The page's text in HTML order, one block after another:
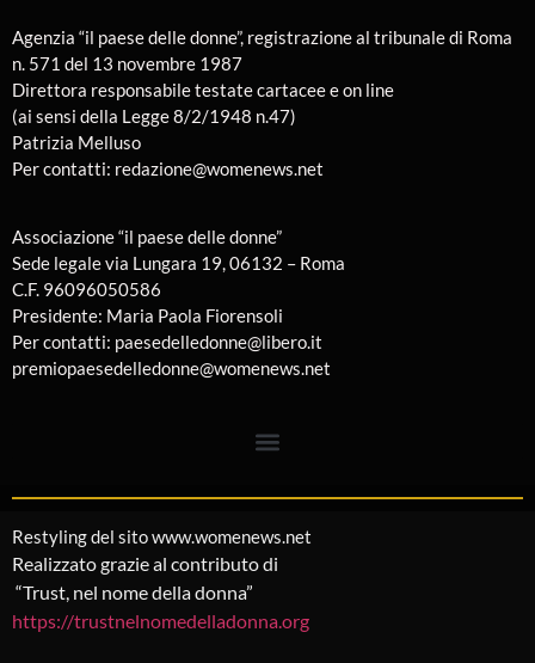
Agenzia “il paese delle donne”, registrazione al tribunale di Roma
n. 571 del 13 novembre 1987
Direttora responsabile testate cartacee e on line
(ai sensi della Legge 8/2/1948 n.47)
Patrizia Melluso
Per contatti: redazione@womenews.net
Associazione “il paese delle donne”
Sede legale via Lungara 19, 06132 – Roma
C.F. 96096050586
Presidente: Maria Paola Fiorensoli
Per contatti: paesedelledonne@libero.it
premiopaesedelledonne@womenews.net
Restyling del sito www.womenews.net
Realizzato grazie al contributo di
“Trust, nel nome della donna”
https://trustnelnomedelladonna.org